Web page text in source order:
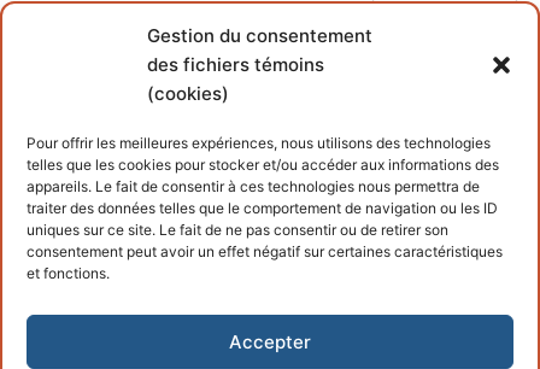
Gestion du consentement
des fichiers témoins
(cookies)
Pour offrir les meilleures expériences, nous utilisons des technologies
telles que les cookies pour stocker et/ou accéder aux informations des
appareils. Le fait de consentir à ces technologies nous permettra de
traiter des données telles que le comportement de navigation ou les ID
uniques sur ce site. Le fait de ne pas consentir ou de retirer son
consentement peut avoir un effet négatif sur certaines caractéristiques
et fonctions.
Accepter
Copyright © 2026 – Propulsé par Customify